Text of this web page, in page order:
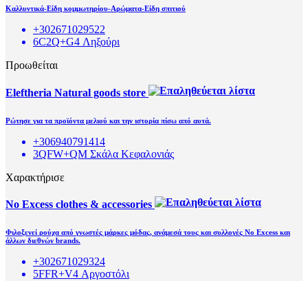
Καλλυντικά-Είδη κομμωτηρίου-Αρώματα-Είδη σπιτιού
+302671029522
6C2Q+G4 Ληξούρι
Προωθείται
Eleftheria Natural goods store
Ρώτησε για τα προϊόντα μελιού και την ιστορία πίσω από αυτά.
+306940791414
3QFW+QM Σκάλα Κεφαλονιάς
Χαρακτήρισε
No Excess clothes & accessories
Φιλοξενεί ρούχα από γνωστές μάρκες μόδας, ανάμεσά τους και συλλογές No Excess και
άλλων διεθνών brands.
+302671029324
5FFR+V4 Αργοστόλι